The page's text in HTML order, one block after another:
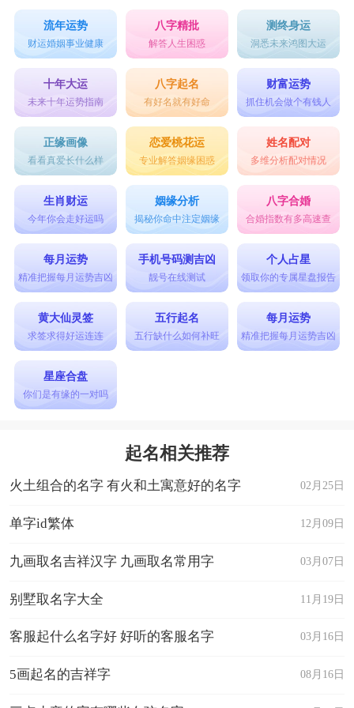
流年运势
财运婚姻事业健康
八字精批
解答人生困惑
测终身运
洞悉未来鸿图大运
十年大运
未来十年运势指南
八字起名
有好名就有好命
财富运势
抓住机会做个有钱人
正缘画像
看看真爱长什么样
恋爱桃花运
专业解答姻缘困惑
姓名配对
多维分析配对情况
生肖财运
今年你会走好运吗
姻缘分析
揭秘你命中注定姻缘
八字合婚
合婚指数有多高速查
每月运势
精准把握每月运势吉凶
手机号码测吉凶
靓号在线测试
个人占星
领取你的专属星盘报告
黄大仙灵签
求签求得好运连连
五行起名
五行缺什么如何补旺
每月运势
精准把握每月运势吉凶
星座合盘
你们是有缘的一对吗
起名相关推荐
02月25日
火土组合的名字 有火和土寓意好的名字
12月09日
单字id繁体
03月07日
九画取名吉祥汉字 九画取名常用字
11月19日
别墅取名字大全
03月16日
客服起什么名字好 好听的客服名字
08月16日
5画起名的吉祥字